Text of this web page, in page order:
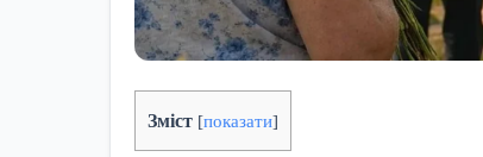
Зміст [показати]